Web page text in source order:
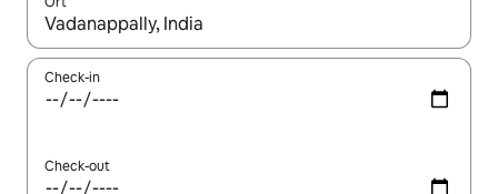
Wenn Ergebnisse verfügbar sind, navigiere mit den
Check-in
Check-out